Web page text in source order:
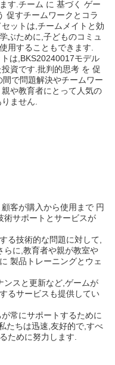
す.チーム に 基づく ゲー
促すチームワークとコラ
ットは,チームメイトと効
ぶために,子どものコミュ
用することもできます.
は,BKS20240017モデル
資です.批判的思考 を 促
で問題解決やチームワー
や教育者にとって人気の
ません.
客が購入から使用まで 円
術サポートとサービスが
る技術的な問題に対して,
らに,教育者や親が教室や
製品トレーニングとウェ
ンスと更新など,ゲームが
るサービスも提供してい
常にサポートするために
たちは迅速,友好的で,すべ
ために努力します.